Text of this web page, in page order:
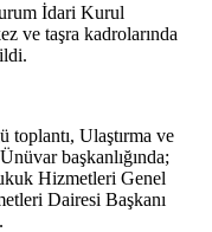
İdari Kurul
ve taşra kadrolarında
toplantı, Ulaştırma ve
başkanlığında;
Hizmetleri Genel
Dairesi Başkanı